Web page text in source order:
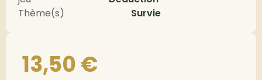
Thème(s)
Survie
13,50€